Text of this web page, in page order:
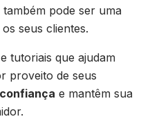
pode ser uma
seus clientes.
tutoriais que ajudam
proveito de seus
e mantêm sua